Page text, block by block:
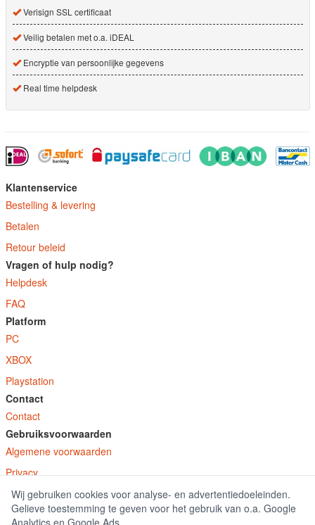
Verisign SSL certificaat
Veilig betalen met o.a. iDEAL
Encryptie van persoonlijke gegevens
Real time helpdesk
Klantenservice
Bestelling & levering
Betalen
Retour beleid
Vragen of hulp nodig?
Helpdesk
FAQ
Platform
PC
XBOX
Playstation
Contact
Contact
Gebruiksvoorwaarden
Algemene voorwaarden
Privacy
© E-Keys B.V. 2026
GamekeyDiscounter.nl is onderdeel van E-Keys B.V. geregistreerd onder kamer
Wij gebruiken cookies voor analyse- en advertentiedoeleinden.
Gelieve toestemming te geven voor het gebruik van o.a. Google
Analytics en Google Ads.